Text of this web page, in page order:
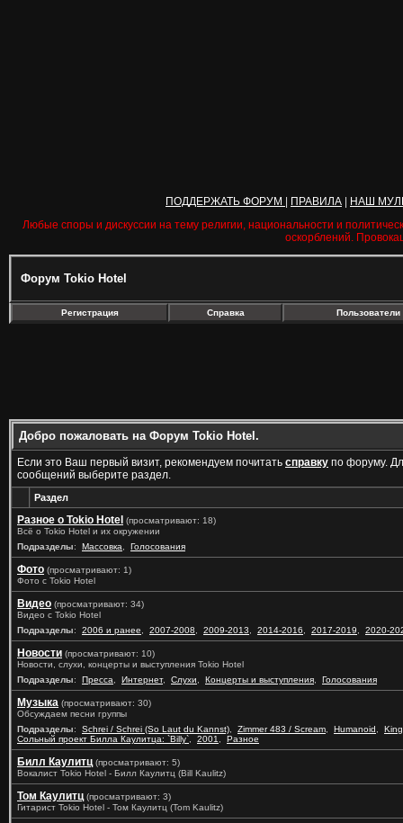
ПОДДЕРЖАТЬ ФОРУМ ПРАВИЛА
НАШ
Любые споры и дискуссии на тему религии, национальности и
оскорблений.
Форум Tokio Hotel
Регистрация Справка Пользователи
Добро пожаловать на Форум Tokio Hotel.
Если это Ваш первый визит, рекомендуем почитать справку по форуму.
сообщений выберите раздел.
Раздел
Разное о Tokio Hotel (просматривают: 18)
Всё о Tokio Hotel и их окружении
Подразделы: Массовка Голосования
Фото (просматривают: 1)
Фото с Tokio Hotel
Видео (просматривают: 34)
Видео с Tokio Hotel
Подразделы: 2006 и ранее 2007-2008 2009-2013 2014-2016 2017-2019 2020-
Новости (просматривают: 10)
Новости, слухи, концерты и выступления Tokio Hotel
Подразделы: Пресса Интернет, Слухи Концерты и выступления Голосования
Музыка (просматривают: 30)
Обсуждаем песни группы
Подразделы: Schrei / Schrei (So Laut du Kannst) Zimmer 483 / Scream Humanoid
Сольный проект Билла Каулитца: `Billy`
2001 Разное
Билл Каулитц (просматривают: 5)
Вокалист Tokio Hotel - Билл Каулитц (Bill Kaulitz)
Том Каулитц (просматривают: 3)
Гитарист Tokio Hotel - Том Каулитц (Tom Kaulitz)